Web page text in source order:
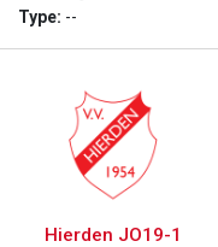
Type: --
Hierden JO19-1